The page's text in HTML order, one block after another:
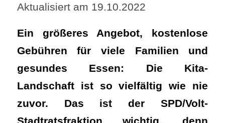
Aktualisiert am 19.10.2022
Ein größeres Angebot, kostenlose
Gebühren für viele Familien und
gesundes Essen: Die Kita-
Landschaft ist so vielfältig wie nie
zuvor. Das ist der SPD/Volt-